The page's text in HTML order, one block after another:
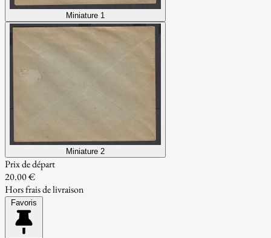
Miniature 1
Miniature 2
Prix de départ
20.00 €
Hors frais de livraison
Favoris